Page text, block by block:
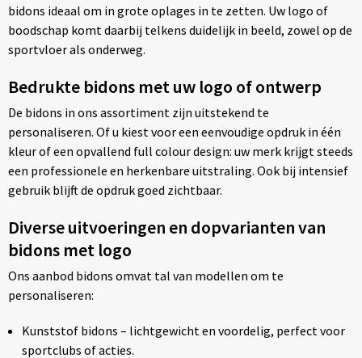
bidons ideaal om in grote oplages in te zetten. Uw logo of
boodschap komt daarbij telkens duidelijk in beeld, zowel op de
sportvloer als onderweg.
Bedrukte bidons met uw logo of ontwerp
De bidons in ons assortiment zijn uitstekend te
personaliseren. Of u kiest voor een eenvoudige opdruk in één
kleur of een opvallend full colour design: uw merk krijgt steeds
een professionele en herkenbare uitstraling. Ook bij intensief
gebruik blijft de opdruk goed zichtbaar.
Diverse uitvoeringen en dopvarianten van
bidons met logo
Ons aanbod bidons omvat tal van modellen om te
personaliseren:
Kunststof bidons – lichtgewicht en voordelig, perfect voor
sportclubs of acties.